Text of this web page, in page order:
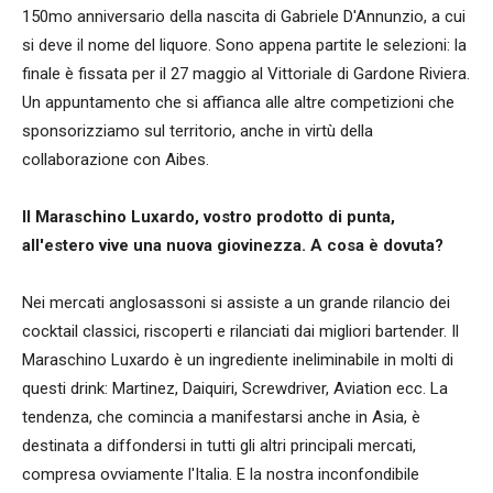
150mo anniversario della nascita di Gabriele D'Annunzio, a cui
si deve il nome del liquore. Sono appena partite le selezioni: la
finale è fissata per il 27 maggio al Vittoriale di Gardone Riviera.
Un appuntamento che si affianca alle altre competizioni che
sponsorizziamo sul territorio, anche in virtù della
collaborazione con Aibes.
Il Maraschino Luxardo, vostro prodotto di punta,
all'estero vive una nuova giovinezza. A cosa è dovuta?
Nei mercati anglosassoni si assiste a un grande rilancio dei
cocktail classici, riscoperti e rilanciati dai migliori bartender. Il
Maraschino Luxardo è un ingrediente ineliminabile in molti di
questi drink: Martinez, Daiquiri, Screwdriver, Aviation ecc. La
tendenza, che comincia a manifestarsi anche in Asia, è
destinata a diffondersi in tutti gli altri principali mercati,
compresa ovviamente l'Italia. E la nostra inconfondibile